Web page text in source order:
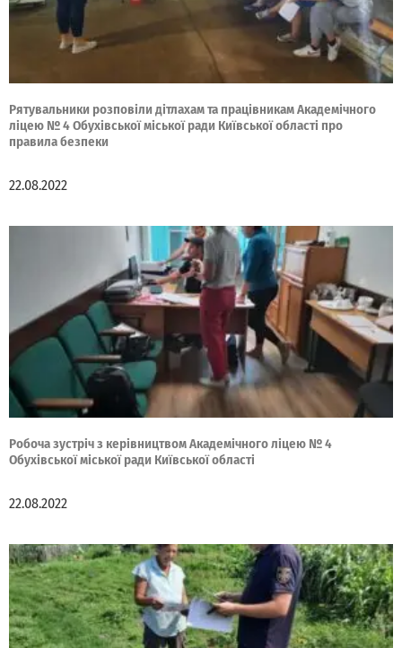
Рятувальники розповіли дітлахам та працівникам Академічного
ліцею № 4 Обухівської міської ради Київської області про
правила безпеки
22.08.2022
Робоча зустріч з керівництвом Академічного ліцею № 4
Обухівської міської ради Київської області
22.08.2022